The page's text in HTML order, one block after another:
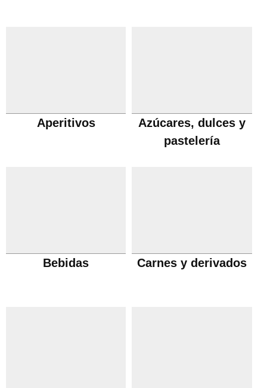
Aperitivos
Azúcares, dulces y
pastelería
Bebidas Carnes y derivados